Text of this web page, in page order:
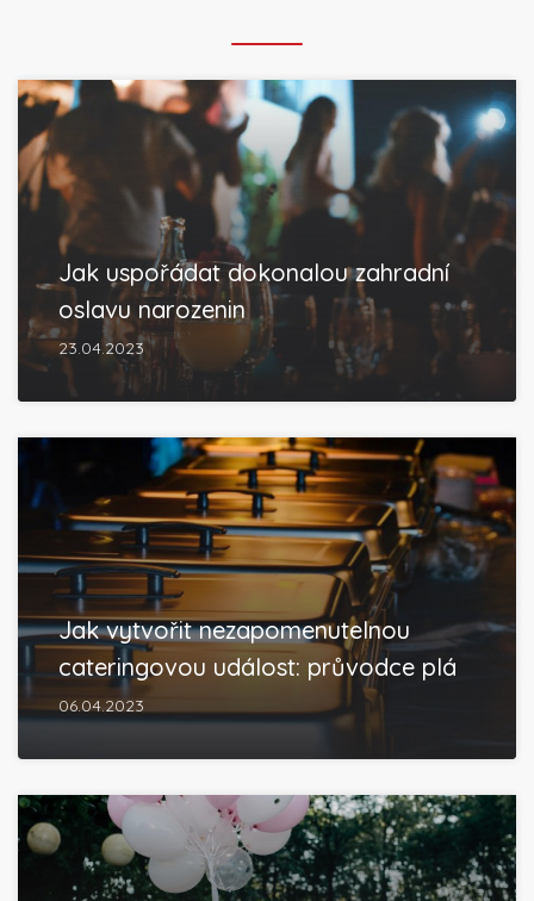
Jak uspořádat dokonalou zahradní
oslavu narozenin
23.04.2023
Jak vytvořit nezapomenutelnou
cateringovou událost: průvodce plá
06.04.2023